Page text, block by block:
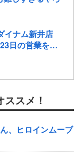
イナム新井店
日の営業をも
スメ！
、ヒロインムーブ